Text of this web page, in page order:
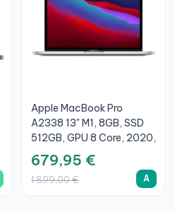
Apple MacBook Pro
A2338 13" M1, 8GB, SSD
512GB, GPU 8 Core, 2020,
Argento, A
679,95 €
1.899,00 € A